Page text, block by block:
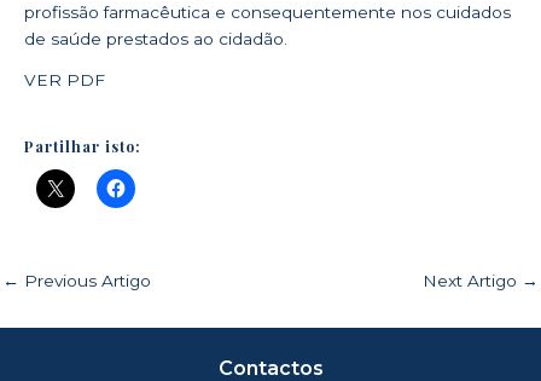
profissão farmacêutica e consequentemente nos cuidados
de saúde prestados ao cidadão.
VER PDF
Partilhar isto:
← Previous Artigo Next Artigo →
Contactos